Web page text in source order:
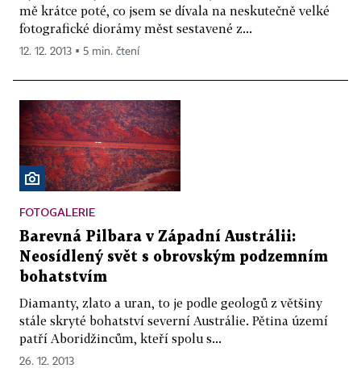
mě krátce poté, co jsem se dívala na neskutečně velké
fotografické diorámy měst sestavené z...
12. 12. 2013 ▪ 5 min. čtení
FOTOGALERIE
Barevná Pilbara v Západní Austrálii:
Neosídlený svět s obrovským podzemním
bohatstvím
Diamanty, zlato a uran, to je podle geologů z většiny
stále skryté bohatství severní Austrálie. Pětina území
patří Aboridžincům, kteří spolu s...
26. 12. 2013